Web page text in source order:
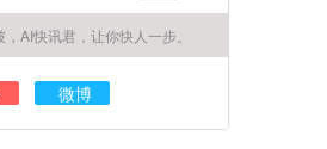
AI快讯君，让你快人一步。
微博